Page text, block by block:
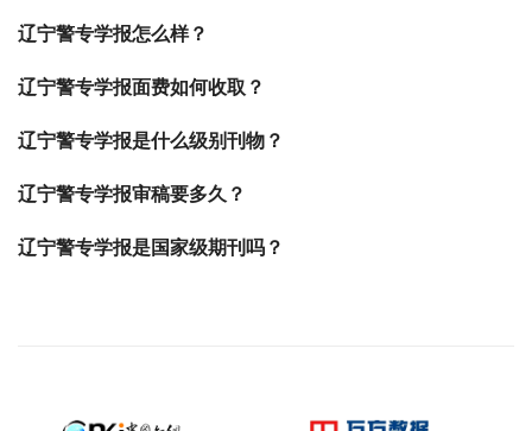
辽宁警专学报怎么样？
辽宁警专学报面费如何收取？
辽宁警专学报是什么级别刊物？
辽宁警专学报审稿要多久？
辽宁警专学报是国家级期刊吗？